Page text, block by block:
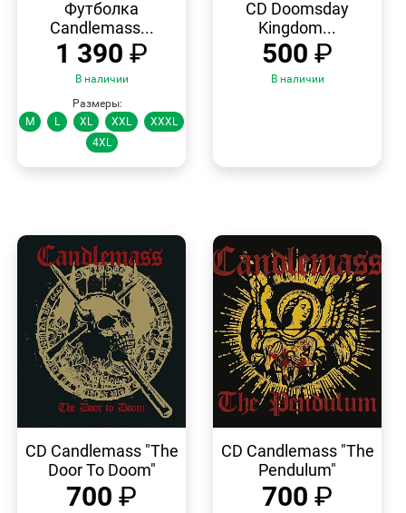
Футболка
Candlemass...
1 390 ₽
В наличии
Размеры:
M
L XL XXL
XXXL
4XL
CD Doomsday
Kingdom...
500 ₽
В наличии
ПРОСМОТР
CD Candlemass "The
Door To Doom"
700 ₽
ПРОСМОТР
CD Candlemass "The
Pendulum"
700 ₽